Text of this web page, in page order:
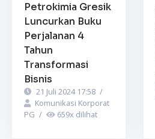
Petrokimia Gresik
Luncurkan Buku
Perjalanan 4
Tahun
Transformasi
Bisnis
21 Juli 2024 17:58 /
Komunikasi Korporat
PG / 659x dilihat